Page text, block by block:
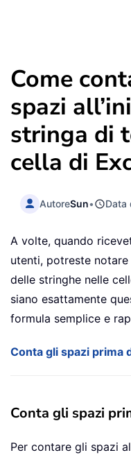
Come
spazi
stringa di
cella di
AutoreSun• Data
A volte, quando
utenti, potreste notare
delle stringhe nelle
siano esattamente
formula semplice e
Conta gli spazi prima
Conta gli spazi
Per contare gli spazi